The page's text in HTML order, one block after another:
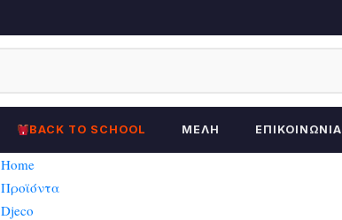
BACK TO SCHOOL ΜΈΛΗ ΕΠΙΚΟΙΝΩΝΊΑ
Home
Προϊόντα
Djeco